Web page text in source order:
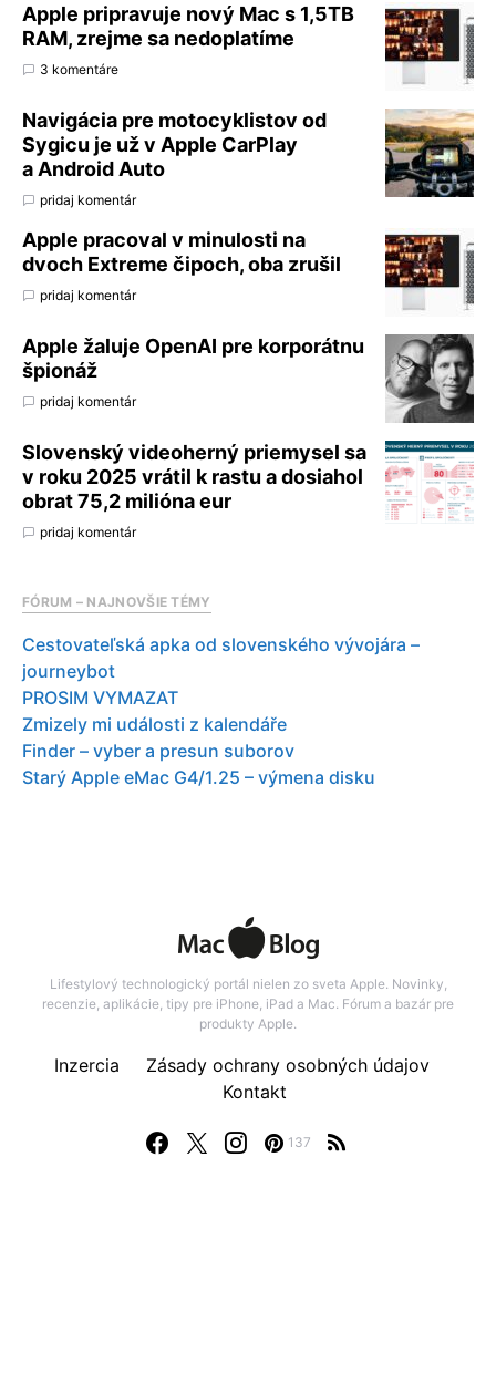
Apple pripravuje nový Mac s 1,5TB
RAM, zrejme sa nedoplatíme
3 komentáre
Navigácia pre motocyklistov od
Sygicu je už v Apple CarPlay
a Android Auto
pridaj komentár
Apple pracoval v minulosti na
dvoch Extreme čipoch, oba zrušil
pridaj komentár
Apple žaluje OpenAI pre korporátnu
špionáž
pridaj komentár
Slovenský videoherný priemysel sa
v roku 2025 vrátil k rastu a dosiahol
obrat 75,2 milióna eur
pridaj komentár
FÓRUM – NAJNOVŠIE TÉMY
Cestovateľská apka od slovenského vývojára –
journeybot
PROSIM VYMAZAT
Zmizely mi události z kalendáře
Finder – vyber a presun suborov
Starý Apple eMac G4/1.25 – výmena disku
Lifestylový technologický portál nielen zo sveta Apple. Novinky,
recenzie, aplikácie, tipy pre iPhone, iPad a Mac. Fórum a bazár pre
produkty Apple.
137
Inzercia
Zásady ochrany osobných údajov
Kontakt